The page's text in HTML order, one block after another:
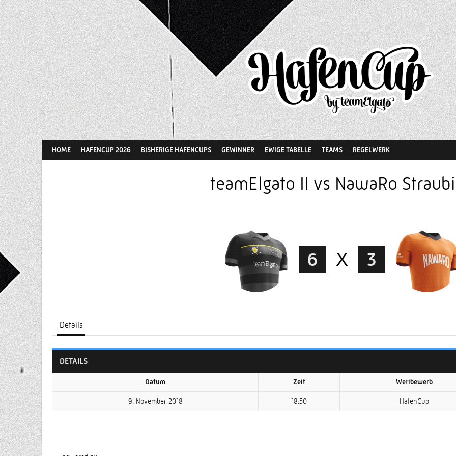
Springe
zum
Inhalt
HOME HAFENCUP 2026 BISHERIGE HAFENCUPS GEWINNER EWIGE TABELLE TEAMS REGELWERK
teamElgato II vs NawaRo
6 X 3
Details
DETAILS
Datum Zeit Wettbewerb
9. November 2018 18:50 HafenCup